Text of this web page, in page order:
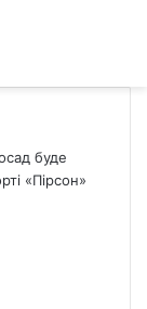
буде
«Пірсон»